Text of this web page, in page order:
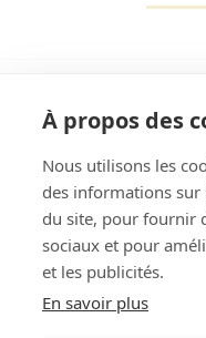
Rechercher
À propos des
Nous utilisons les
des informations
du site, pour fournir
sociaux et pour
et les publicités.
En savoir plus